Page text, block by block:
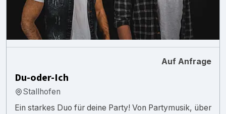
Auf Anfrage
Du-oder-Ich
Stallhofen
Ein starkes Duo für deine Party! Von Partymusik, über